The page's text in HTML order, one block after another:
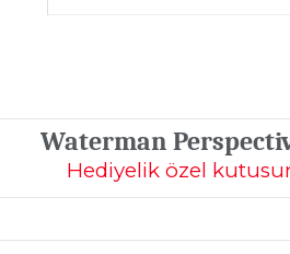
Waterman
Hediyelik özel